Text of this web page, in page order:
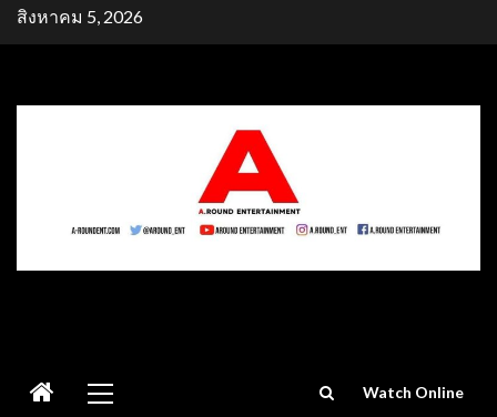
Skipสิงหาคม 5, 2026
Menu
Watch Online